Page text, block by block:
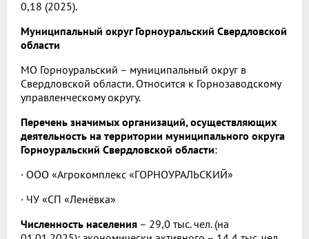
0,18 (2025).
Муниципальный округ Горноуральский Свердловской
области
МО Горноуральский – муниципальный округ в
Свердловской области. Относится к Горнозаводскому
управленческому округу.
Перечень значимых организаций, осуществляющих
деятельность на территории муниципального округа
Горноуральский Свердловской области:
· ООО «Агрокомплекс «ГОРНОУРАЛЬСКИЙ»
· ЧУ «СП «Ленёвка»
Численность населения – 29,0 тыс. чел. (на